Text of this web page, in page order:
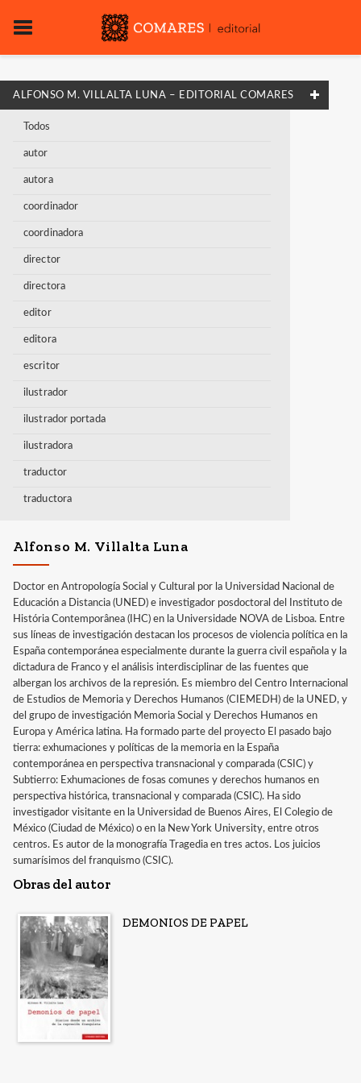
ALFONSO M. VILLALTA LUNA – EDITORIAL COMARES
Todos
autor
autora
coordinador
coordinadora
director
directora
editor
editora
escritor
ilustrador
ilustrador portada
ilustradora
traductor
traductora
Alfonso M. Villalta Luna
Doctor en Antropología Social y Cultural por la Universidad Nacional de
Educación a Distancia (UNED) e investigador posdoctoral del Instituto de
História Contemporânea (IHC) en la Universidade NOVA de Lisboa. Entre
sus líneas de investigación destacan los procesos de violencia política en la
España contemporánea especialmente durante la guerra civil española y la
dictadura de Franco y el análisis interdisciplinar de las fuentes que
albergan los archivos de la represión. Es miembro del Centro Internacional
de Estudios de Memoria y Derechos Humanos (CIEMEDH) de la UNED, y
del grupo de investigación Memoria Social y Derechos Humanos en
Europa y América latina. Ha formado parte del proyecto El pasado bajo
tierra: exhumaciones y políticas de la memoria en la España
contemporánea en perspectiva transnacional y comparada (CSIC) y
Subtierro: Exhumaciones de fosas comunes y derechos humanos en
perspectiva histórica, transnacional y comparada (CSIC). Ha sido
investigador visitante en la Universidad de Buenos Aires, El Colegio de
México (Ciudad de México) o en la New York University, entre otros
centros. Es autor de la monografía Tragedia en tres actos. Los juicios
sumarísimos del franquismo (CSIC).
Obras del autor
DEMONIOS DE PAPEL